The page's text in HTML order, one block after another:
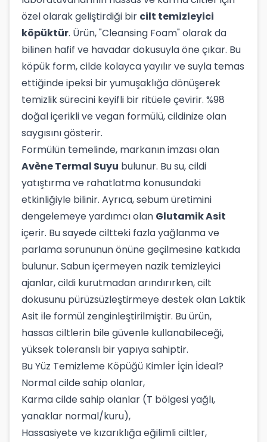
özel olarak geliştirdiği bir cilt temizleyici
köpüktür. Ürün, "Cleansing Foam" olarak da
bilinen hafif ve havadar dokusuyla öne çıkar. Bu
köpük form, cilde kolayca yayılır ve suyla temas
ettiğinde ipeksi bir yumuşaklığa dönüşerek
temizlik sürecini keyifli bir ritüele çevirir. %98
doğal içerikli ve vegan formülü, cildinize olan
saygısını gösterir.
Formülün temelinde, markanın imzası olan
Avène Termal Suyu bulunur. Bu su, cildi
yatıştırma ve rahatlatma konusundaki
etkinliğiyle bilinir. Ayrıca, sebum üretimini
dengelemeye yardımcı olan Glutamik Asit
içerir. Bu sayede ciltteki fazla yağlanma ve
parlama sorununun önüne geçilmesine katkıda
bulunur. Sabun içermeyen nazik temizleyici
ajanlar, cildi kurutmadan arındırırken, cilt
dokusunu pürüzsüzleştirmeye destek olan Laktik
Asit ile formül zenginleştirilmiştir. Bu ürün,
hassas ciltlerin bile güvenle kullanabileceği,
yüksek toleranslı bir yapıya sahiptir.
Bu Yüz Temizleme Köpüğü Kimler İçin İdeal?
Normal cilde sahip olanlar,
Karma cilde sahip olanlar (T bölgesi yağlı,
yanaklar normal/kuru),
Hassasiyete ve kızarıklığa eğilimli ciltler,